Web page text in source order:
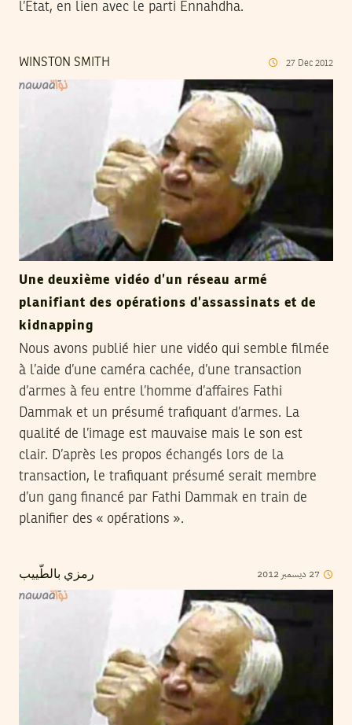
l’Etat, en lien avec le parti Ennahdha.
WINSTON SMITH 27 Dec 2012
Une deuxième vidéo d’un réseau armé
planifiant des opérations d’assassinats et de
kidnapping
Nous avons publié hier une vidéo qui semble filmée
à l’aide d’une caméra cachée, d’une transaction
d’armes à feu entre l’homme d’affaires Fathi
Dammak et un présumé trafiquant d’armes. La
qualité de l’image est mauvaise mais le son est
clair. D’après les propos échangés lors de la
transaction, le trafiquant présumé serait membre
d’un gang financé par Fathi Dammak en train de
planifier des « opérations ».
رمزي بالطّييب 27 ديسمبر 2012